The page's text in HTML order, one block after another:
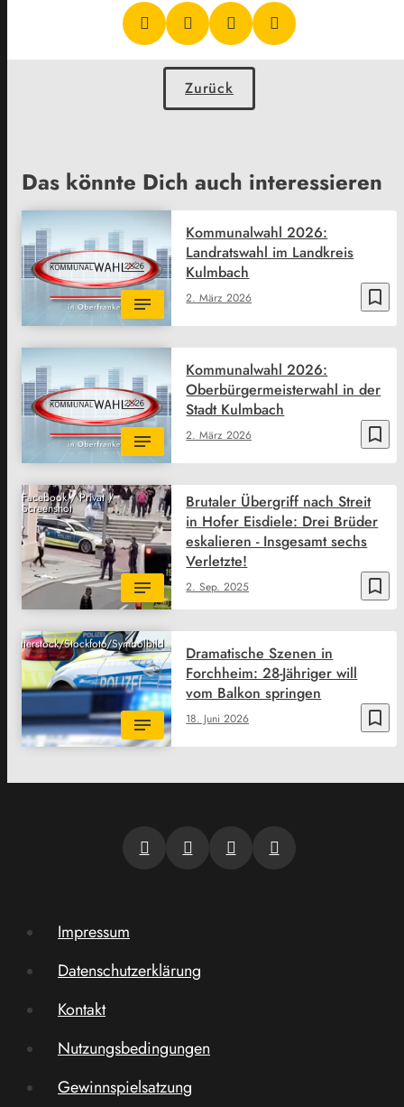
Zurück
Das könnte Dich auch interessieren
bookmark_border
2. März 2026
Kommunalwahl 2026:
Landratswahl im Landkreis
Kulmbach
bookmark_border
2. März 2026
Kommunalwahl 2026:
Oberbürgermeisterwahl in der
Stadt Kulmbach
Facebook / Privat /
Screenshot
bookmark_border
2. Sep. 2025
Brutaler Übergriff nach Streit
in Hofer Eisdiele: Drei Brüder
eskalieren - Insgesamt sechs
Verletzte!
Shutterstock/Stockfoto/Symbolbild
bookmark_border
18. Juni 2026
Dramatische Szenen in
Forchheim: 28-Jähriger will
vom Balkon springen
Impressum
Datenschutzerklärung
Kontakt
Nutzungsbedingungen
Gewinnspielsatzung